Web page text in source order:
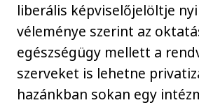
liberális képviselőjelöltje
véleménye szerint az
egészségügy mellett a
szerveket is lehetne
hazánkban sokan egy